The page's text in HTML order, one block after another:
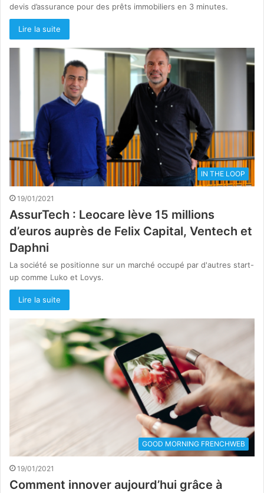
devis d’assurance pour des prêts immobiliers en 3 minutes.
Lire la suite
IN THE LOOP
19/01/2021
AssurTech : Leocare lève 15 millions
d’euros auprès de Felix Capital, Ventech et
Daphni
La société se positionne sur un marché occupé par d'autres start-
up comme Luko et Lovys.
Lire la suite
GOOD MORNING FRENCHWEB
19/01/2021
Comment innover aujourd’hui grâce à